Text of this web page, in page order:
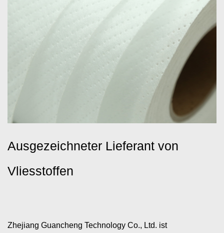
Ausgezeichneter Lieferant von
Vliesstoffen
Zhejiang Guancheng Technology Co., Ltd. ist